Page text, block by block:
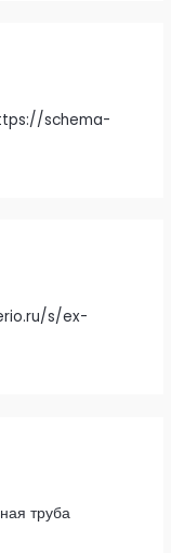
schema-
s/ex-
труба